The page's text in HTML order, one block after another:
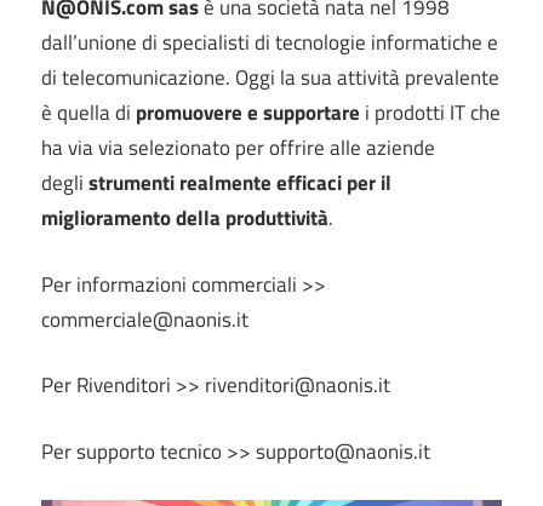
N@ONIS.com sasè una società nata nel 1998
dall’unione di specialisti di tecnologie informatiche e
di telecomunicazione. Oggi la sua attività prevalente
è quella di promuovere e supportare i prodotti IT che
ha via via selezionato per offrire alle aziende
deglistrumenti realmente efficaci per il
miglioramento della produttività.
Per informazioni commerciali >>
commerciale@naonis.it
Per Rivenditori >> rivenditori@naonis.it
Per supporto tecnico >> supporto@naonis.it